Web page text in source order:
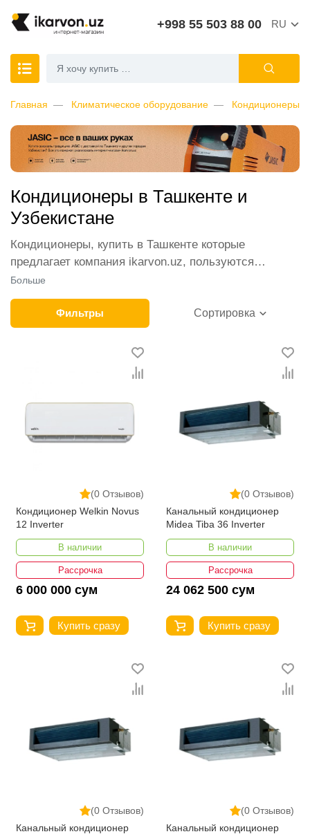
+998 55 503 88 00 RU
Главная Климатическое оборудование Кондиционеры
Кондиционеры в Ташкенте и
Узбекистане
Кондиционеры, купить в Ташкенте которые
предлагает компания ikarvon.uz, пользуются
широким спросом среди наших клиентов. Мы
обеспечиваем лучшие условия продажи этой
категории товара. Кондиционеры в интернет-
магазине представлены ведущими
производителями и брендами, список которых
постоянно расширяется. Мы доставляем товар в
любом количестве по всей территории страны. Все
это дополняет лучшая по Узбекистану стоимость,
Кондиционеры от ikarvon.uz — это самый широкий
диапазон цен. Причем здесь представлена
Больше
Фильтры Сортировка
(0 Отзывов)
Кондиционер Welkin Novus
12 Inverter
В наличии
Рассрочка
6 000 000 сум
Купить сразу
(0 Отзывов)
Канальный кондиционер
Midea Tiba 36 Inverter
В наличии
Рассрочка
24 062 500 сум
Купить сразу
(0 Отзывов)
Канальный кондиционер
(0 Отзывов)
Канальный кондиционер